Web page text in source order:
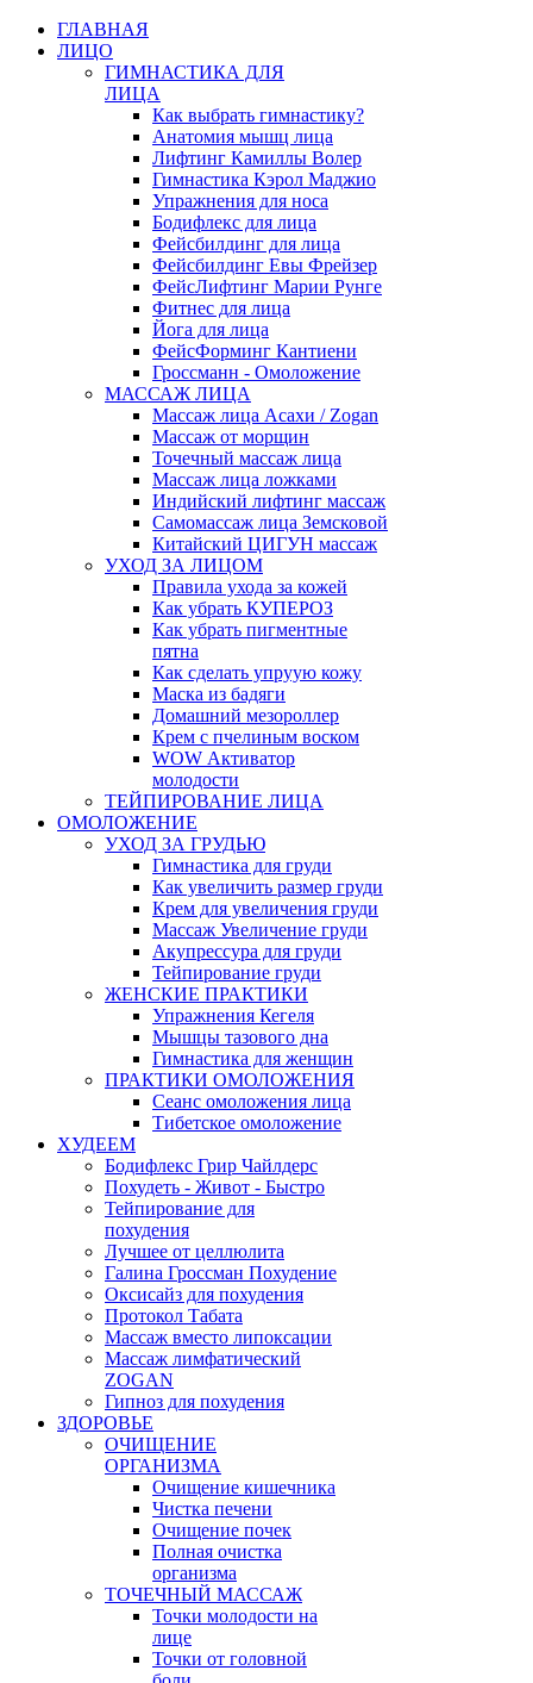
ГЛАВНАЯ
ЛИЦО
ГИМНАСТИКА ДЛЯ
ЛИЦА
Как выбрать гимнастику?
Анатомия мышц лица
Лифтинг Камиллы Волер
Гимнастика Кэрол Маджио
Упражнения для носа
Бодифлекс для лица
Фейсбилдинг для лица
Фейсбилдинг Евы Фрейзер
ФейсЛифтинг Марии Рунге
Фитнес для лица
Йога для лица
ФейсФорминг Кантиени
Гроссманн - Омоложение
МАССАЖ ЛИЦА
Массаж лица Асахи / Zogan
Массаж от морщин
Точечный массаж лица
Массаж лица ложками
Индийский лифтинг массаж
Самомассаж лица Земсковой
Китайский ЦИГУН массаж
УХОД ЗА ЛИЦОМ
Правила ухода за кожей
Как убрать КУПЕРОЗ
Как убрать пигментные
пятна
Как сделать упруую кожу
Маска из бадяги
Домашний мезороллер
Крем с пчелиным воском
WOW Активатор
молодости
ТЕЙПИРОВАНИЕ ЛИЦА
ОМОЛОЖЕНИЕ
УХОД ЗА ГРУДЬЮ
Гимнастика для груди
Как увеличить размер груди
Крем для увеличения груди
Массаж Увеличение груди
Акупрессура для груди
Тейпирование груди
ЖЕНСКИЕ ПРАКТИКИ
Упражнения Кегеля
Мышцы тазового дна
Гимнастика для женщин
ПРАКТИКИ ОМОЛОЖЕНИЯ
Сеанс омоложения лица
Тибетское омоложение
ХУДЕЕМ
Бодифлекс Грир Чайлдерс
Похудеть - Живот - Быстро
Тейпирование для
похудения
Лучшее от целлюлита
Галина Гроссман Похудение
Оксисайз для похудения
Протокол Табата
Массаж вместо липоксации
Массаж лимфатический
ZOGAN
Гипноз для похудения
ЗДОРОВЬЕ
ОЧИЩЕНИЕ
ОРГАНИЗМА
Очищение кишечника
Чистка печени
Очищение почек
Полная очистка
организма
ТОЧЕЧНЫЙ МАССАЖ
Точки молодости на
лице
Точки от головной